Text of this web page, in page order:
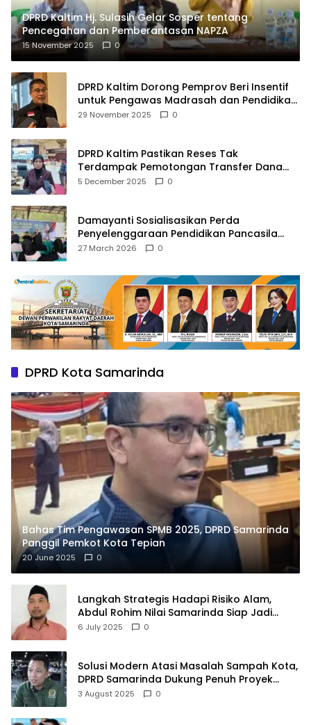
DPRD Kaltim Hj. Sulasih Gelar Sosper tentang
Pencegahan dan Pemberantasan NAPZA
15 November 2025 0
DPRD Kaltim Dorong Pemprov Beri Insentif
untuk Pengawas Madrasah dan Pendidikan
Agama
29 November 2025 0
DPRD Kaltim Pastikan Reses Tak
Terdampak Pemotongan Transfer Dana
Pusat
5 December 2025 0
Damayanti Sosialisasikan Perda
Penyelenggaraan Pendidikan Pancasila
dan Wawasan Kebangsaan
27 March 2026 0
DPRD Kota Samarinda
Bahas Tim Pengawasan SPMB 2025, DPRD Samarinda
Panggil Pemkot Kota Tepian
20 June 2025 0
Langkah Strategis Hadapi Risiko Alam,
Abdul Rohim Nilai Samarinda Siap Jadi
Pusat Logistik Bencana Kalimantan
6 July 2025 0
Solusi Modern Atasi Masalah Sampah Kota,
DPRD Samarinda Dukung Penuh Proyek
PLTSA
3 August 2025 0